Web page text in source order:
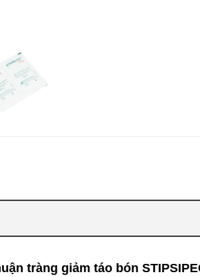
tràng giảm táo bón